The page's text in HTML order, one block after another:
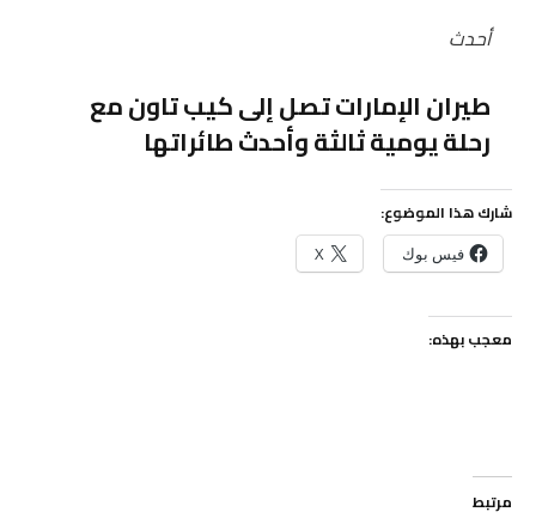
أحدث
طيران الإمارات تصل إلى كيب تاون مع
رحلة يومية ثالثة وأحدث طائراتها
شارك هذا الموضوع:
فيس بوك X
معجب بهذه:
مرتبط